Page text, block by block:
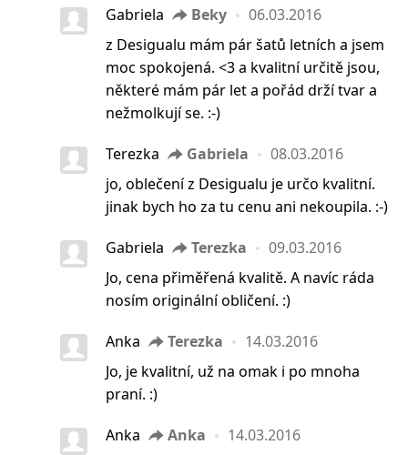
Gabriela
Beky
06.03.2016
z Desigualu mám pár šatů letních a jsem
moc spokojená. <3 a kvalitní určitě jsou,
některé mám pár let a pořád drží tvar a
nežmolkují se. :-)
Terezka Gabriela
08.03.2016
jo, oblečení z Desigualu je určo kvalitní.
jinak bych ho za tu cenu ani nekoupila. :-)
Gabriela Terezka
09.03.2016
Jo, cena přiměřená kvalitě. A navíc ráda
nosím originální obličení. :)
Anka Terezka
14.03.2016
Jo, je kvalitní, už na omak i po mnoha
praní. :)
Anka Anka
14.03.2016